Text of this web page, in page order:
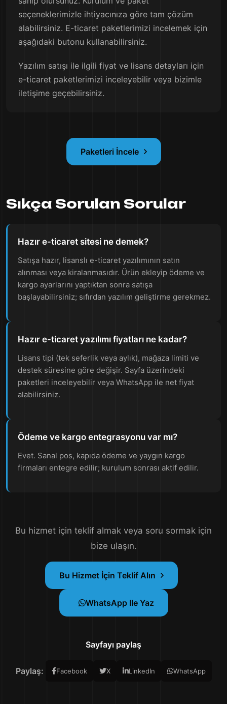
seçeneklerimizle ihtiyacınıza göre tam çözüm
alabilirsiniz. E-ticaret paketlerimizi incelemek için
aşağıdaki butonu kullanabilirsiniz.
Yazılım satışı ile ilgili fiyat ve lisans detayları için
e-ticaret paketlerimizi inceleyebilir veya bizimle
iletişime geçebilirsiniz.
Paketleri İncele
Sıkça Sorulan Sorular
Hazır e-ticaret sitesi ne demek?
Satışa hazır, lisanslı e-ticaret yazılımının satın
alınması veya kiralanmasıdır. Ürün ekleyip ödeme ve
kargo ayarlarını yaptıktan sonra satışa
başlayabilirsiniz; sıfırdan yazılım geliştirme gerekmez.
Hazır e-ticaret yazılımı fiyatları ne kadar?
Lisans tipi (tek seferlik veya aylık), mağaza limiti ve
destek süresine göre değişir. Sayfa üzerindeki
paketleri inceleyebilir veya WhatsApp ile net fiyat
alabilirsiniz.
Ödeme ve kargo entegrasyonu var mı?
Evet. Sanal pos, kapıda ödeme ve yaygın kargo
firmaları entegre edilir; kurulum sonrası aktif edilir.
Bu hizmet için teklif almak veya soru sormak için
bize ulaşın.
Bu Hizmet İçin Teklif Alın
WhatsApp Ile Yaz
Sayfayı paylaş
Paylaş: Facebook X LinkedIn WhatsApp